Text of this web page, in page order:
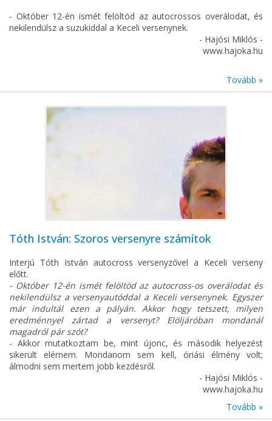
- Október 12-én ismét felöltöd az autocrossos overálodat, és
nekilendülsz a suzukiddal a Keceli versenynek.
- Hajósi Miklós -
www.hajoka.hu
Tovább »
Tóth István: Szoros versenyre számítok
Interjú Tóth István autocross versenyzővel a Keceli verseny
előtt.
- Október 12-én ismét felöltöd az autocross-os overálodat és
nekilendülsz a versenyautóddal a Keceli versenynek. Egyszer
már indultál ezen a pályán. Akkor hogy tetszett, milyen
eredménnyel zártad a versenyt? Elöljáróban mondanál
magadról pár szót?
- Akkor mutatkoztam be, mint újonc, és második helyezést
sikerült elérnem. Mondanom sem kell, óriási élmény volt;
álmodni sem mertem jobb kezdésről.
- Hajósi Miklós -
www.hajoka.hu
Tovább »